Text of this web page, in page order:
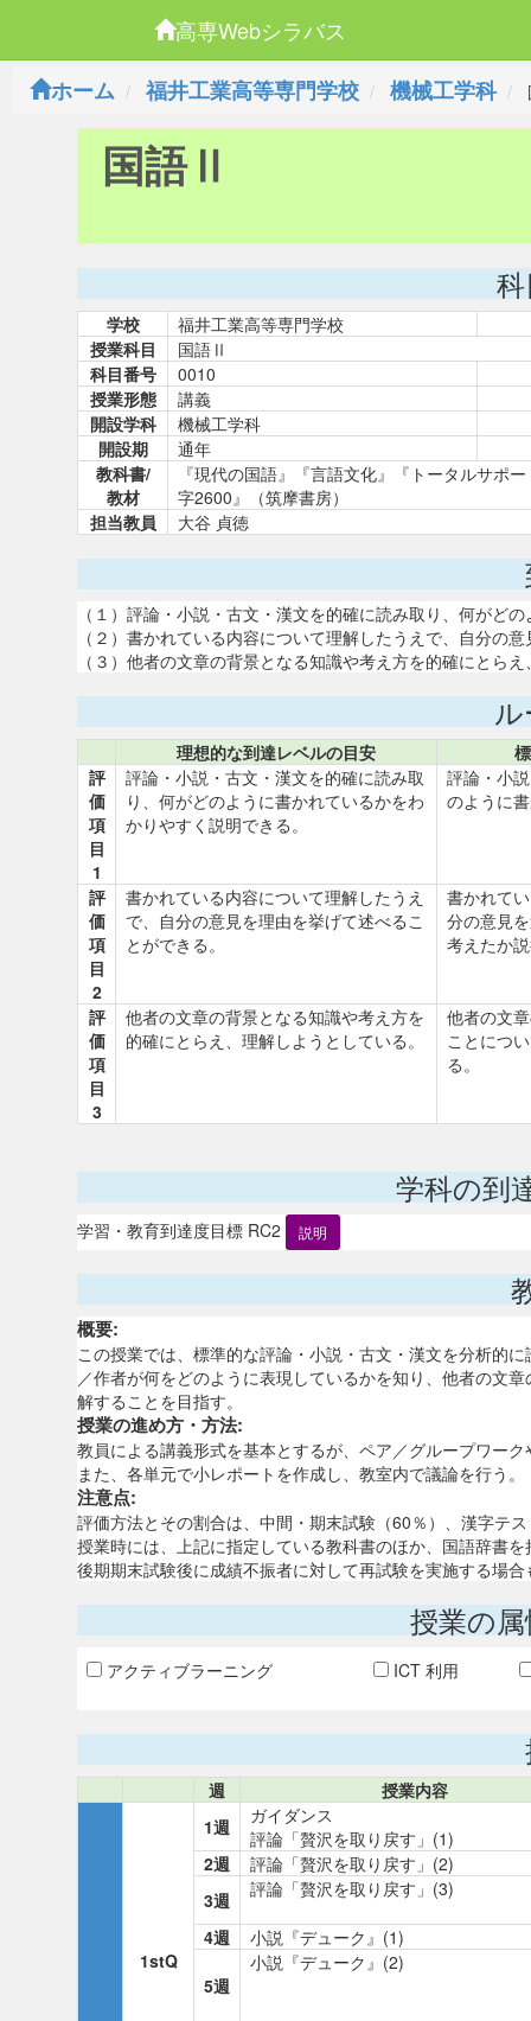
高専Webシラバス
ホーム
福井工業高等専門学校 機械工学科
国語Ⅱ
学校
福井工業高等専門学校
授業科目
国語Ⅱ
科目番号
0010
授業形態
講義
開設学科
機械工学科
開設期
通年
教科書/
教材
『現代の国語』『言語文化』『トータルサ
字2600』（筑摩書房）
担当教員
大谷 貞徳
（１）評論・小説・古文・漢文を的確に読み取り、何がど
（２）書かれている内容について理解したうえで、自分の
（３）他者の文章の背景となる知識や考え方を的確にとら
理想的な到達レベルの目安
評
価
項
目
1
評論・小説・古文・漢文を的確に読み取
り、何がどのように書かれているかをわ
かりやすく説明できる。
評論・小
のように
評
価
項
目
2
書かれている内容について理解したうえ
で、自分の意見を理由を挙げて述べるこ
とができる。
書かれて
分の意見
考えたか
評
価
項
目
3
他者の文章の背景となる知識や考え方を
的確にとらえ、理解しようとしている。
他者の文
ことにつ
る。
学科の到
学習・教育到達度目標 RC2 説明
概要:
この授業では、標準的な評論・小説・古文・漢文を分析的
／作者が何をどのように表現しているかを知り、他者の文
解することを目指す。
授業の進め方・方法:
教員による講義形式を基本とするが、ペア／グループワー
また、各単元で小レポートを作成し、教室内で議論を行う。
注意点:
評価方法とその割合は、中間・期末試験（60％）、漢字テ
授業時には、上記に指定している教科書のほか、国語辞書
後期期末試験後に成績不振者に対して再試験を実施する場合
授業の
アクティブラーニング ICT 利用
週 授業内容
1stQ
1週
ガイダンス
評論「贅沢を取り戻す」(1)
2週
評論「贅沢を取り戻す」(2)
3週
評論「贅沢を取り戻す」(3)
4週 小説『デューク』(1)
5週
小説『デューク』(2)